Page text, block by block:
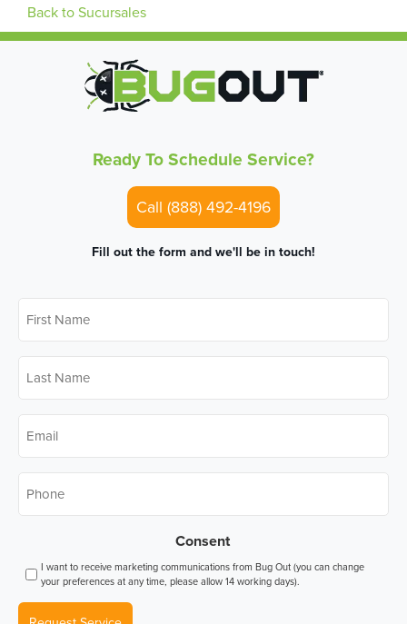
Back to Sucursales
Ready To Schedule Service?
Call (888) 492-4196
Fill out the form and we'll be in touch!
Name *
Name *
Consent
I want to receive marketing communications from Bug Out (you can change
your preferences at any time, please allow 14 working days).